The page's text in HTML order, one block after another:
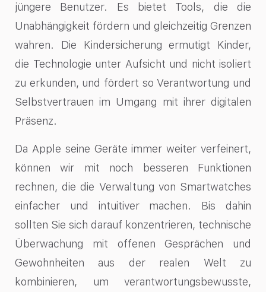
jüngere Benutzer. Es bietet Tools, die die
Unabhängigkeit fördern und gleichzeitig Grenzen
wahren. Die Kindersicherung ermutigt Kinder,
die Technologie unter Aufsicht und nicht isoliert
zu erkunden, und fördert so Verantwortung und
Selbstvertrauen im Umgang mit ihrer digitalen
Präsenz.
Da Apple seine Geräte immer weiter verfeinert,
können wir mit noch besseren Funktionen
rechnen, die die Verwaltung von Smartwatches
einfacher und intuitiver machen. Bis dahin
sollten Sie sich darauf konzentrieren, technische
Überwachung mit offenen Gesprächen und
Gewohnheiten aus der realen Welt zu
kombinieren, um verantwortungsbewusste,